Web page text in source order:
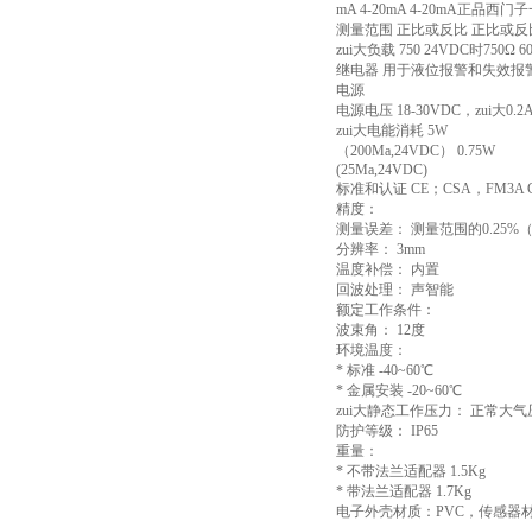
mA 4-20mA 4-20mA正品西门
测量范围 正比或反比 正比或反
zui大负载 750 24VDC时750Ω
继电器 用于液位报警和失效报
电源
电源电压 18-30VDC，zui大
zui大电能消耗 5W
（200Ma,24VDC） 0.75W
(25Ma,24VDC)
标准和认证 CE；CSA，FM3A
精度：
测量误差： 测量范围的0.25%
分辨率： 3mm
温度补偿： 内置
回波处理： 声智能
额定工作条件：
波束角： 12度
环境温度：
* 标准 -40~60℃
* 金属安装 -20~60℃
zui大静态工作压力： 正常大气
防护等级： IP65
重量：
* 不带法兰适配器 1.5Kg
* 带法兰适配器 1.7Kg
电子外壳材质：PVC，传感器